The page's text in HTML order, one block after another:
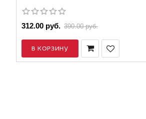
312.00 руб. 390.00 руб.
В КОРЗИНУ